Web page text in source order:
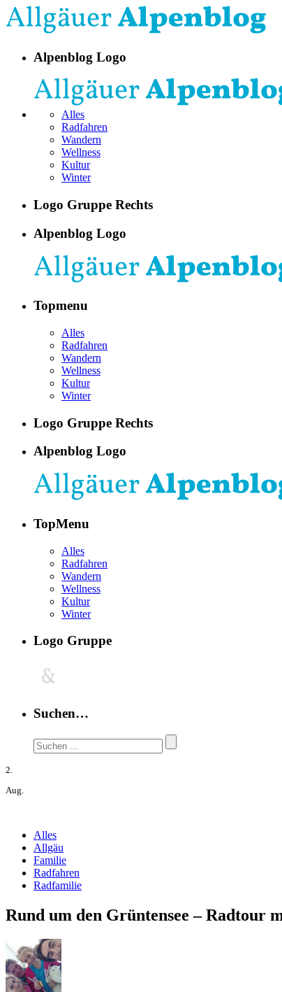
Alpenblog Logo
Alles
Radfahren
Wandern
Wellness
Kultur
Winter
Logo Gruppe Rechts
Alpenblog Logo
Topmenu
Alles
Radfahren
Wandern
Wellness
Kultur
Winter
Logo Gruppe Rechts
Alpenblog Logo
TopMenu
Alles
Radfahren
Wandern
Wellness
Kultur
Winter
Logo Gruppe
Suchen…
2.
Aug.
Alles
Allgäu
Familie
Radfahren
Radfamilie
Rund um den Grüntensee – Radtour